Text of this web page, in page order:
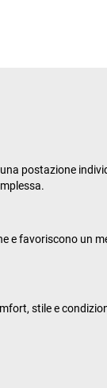
postazione
favoriscono un
stile e